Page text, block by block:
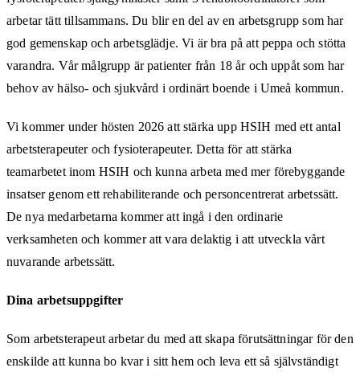
arbetar tätt tillsammans. Du blir en del av en arbetsgrupp som har
god gemenskap och arbetsglädje. Vi är bra på att peppa och stötta
varandra. Vår målgrupp är patienter från 18 år och uppåt som har
behov av hälso- och sjukvård i ordinärt boende i Umeå kommun.
Vi kommer under hösten 2026 att stärka upp HSIH med ett antal
arbetsterapeuter och fysioterapeuter. Detta för att stärka
teamarbetet inom HSIH och kunna arbeta med mer förebyggande
insatser genom ett rehabiliterande och personcentrerat arbetssätt.
De nya medarbetarna kommer att ingå i den ordinarie
verksamheten och kommer att vara delaktig i att utveckla vårt
nuvarande arbetssätt.
Dina arbetsuppgifter
Som arbetsterapeut arbetar du med att skapa förutsättningar för den
enskilde att kunna bo kvar i sitt hem och leva ett så självständigt